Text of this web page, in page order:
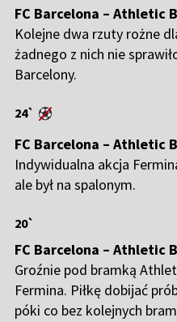
FC Barcelona – Athletic
Kolejne dwa rzuty rożne
żadnego z nich nie
Barcelony.
24`
FC Barcelona – Athletic
Indywidualna akcja
ale był na spalonym.
20`
FC Barcelona – Athletic
Groźnie pod bramką
Fermina. Piłkę dobijać
póki co bez kolejnych